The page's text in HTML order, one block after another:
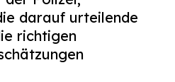
darauf urteilende
richtigen